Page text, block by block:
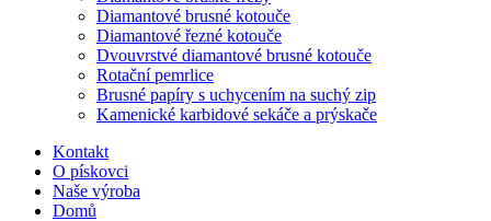
Diamantové brusné kotouče
Diamantové řezné kotouče
Dvouvrstvé diamantové brusné kotouče
Rotační pemrlice
Brusné papíry s uchycením na suchý zip
Kamenické karbidové sekáče a prýskače
Kontakt
O pískovci
Naše výroba
Domů